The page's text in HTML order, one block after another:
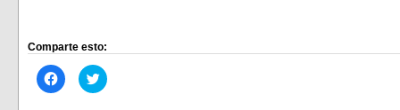
Comparte esto:
Haz
clic
Haz
clic